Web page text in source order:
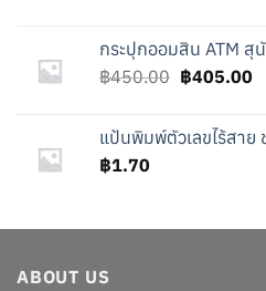
฿207.00.฿
กระปุกออมสิน ATM สุ
฿450.00 Original
was:
฿450.00.
฿405.00
฿
แป้นพิมพ์ตัวเลขไร้สาย
฿1.70
ABOUT US